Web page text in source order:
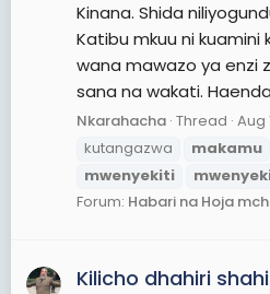
Kinana. Shida
Katibu mkuu ni
wana mawazo ya enzi
sana na wakati.
Nkarahacha Thread Aug
kutangazwa
makamu
mwenyekiti
Forum: Habari na Hoja
Kilicho dhahiri